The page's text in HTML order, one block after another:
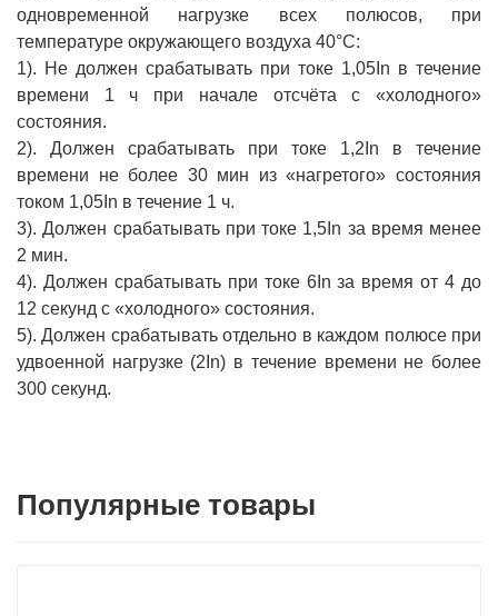
одновременной нагрузке всех полюсов, при
температуре окружающего воздуха 40°С:
1). Не должен срабатывать при токе 1,05In в течение
времени 1 ч при начале отсчёта с «холодного»
состояния.
2). Должен срабатывать при токе 1,2In в течение
времени не более 30 мин из «нагретого» состояния
током 1,05In в течение 1 ч.
3). Должен срабатывать при токе 1,5In за время менее
2 мин.
4). Должен срабатывать при токе 6In за время от 4 до
12 секунд с «холодного» состояния.
5). Должен срабатывать отдельно в каждом полюсе при
удвоенной нагрузке (2In) в течение времени не более
300 секунд.
Популярные товары